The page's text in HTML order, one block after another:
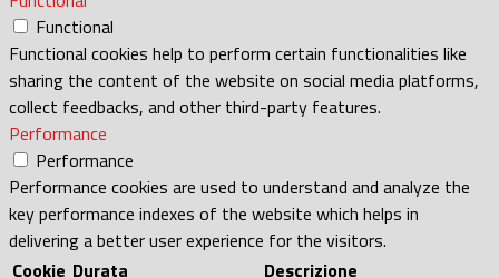
Functional
Functional cookies help to perform certain functionalities like
sharing the content of the website on social media platforms,
collect feedbacks, and other third-party features.
Performance
Performance
Performance cookies are used to understand and analyze the
key performance indexes of the website which helps in
delivering a better user experience for the visitors.
Cookie Durata Descrizione